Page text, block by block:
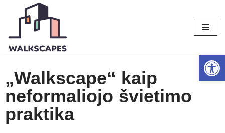
to
content
„Walkscape“ kaip
neformaliojo švietimo
praktika